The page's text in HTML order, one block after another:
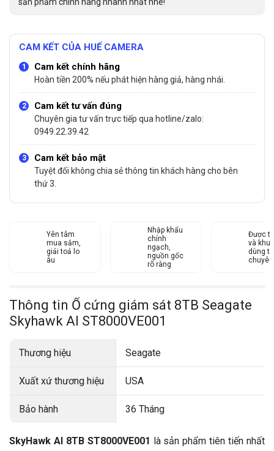
CAM KẾT CỦA HUẾ CAMERA
Cam kết chính hãng
Hoàn tiền 200% nếu phát hiện hàng giả, hàng nhái.
Cam kết tư vấn đúng
Chuyên gia tư vấn trực tiếp qua hotline/zalo:
0949.22.39.42
Cam kết bảo mật
Tuyệt đối không chia sẻ thông tin khách hàng cho bên
thứ 3.
Yên tâm
mua sắm,
giải toả lo
âu
Nhập khẩu
chính
ngạch,
nguồn gốc
rõ ràng
Được
và
dùng từ
Thông tin Ổ cứng giám sát 8TB Seagate
Skyhawk AI ST8000VE001
Thương hiệu Seagate
Xuất xứ thương hiệu USA
Bảo hành 36 Tháng
SkyHawk AI 8TB ST8000VE001 là sản phẩm tiên tiến nhất